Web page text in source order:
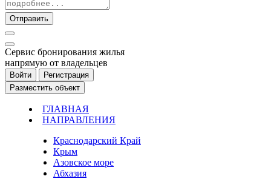
Отправить
Cервис бронирования жилья
напрямую от владельцев
Войти
Регистрация
Разместить объект
ГЛАВНАЯ
НАПРАВЛЕНИЯ
Краснодарский Край
Крым
Азовское море
Абхазия